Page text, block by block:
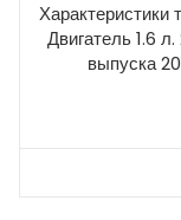
Характеристики
Двигатель 1.6
выпуска